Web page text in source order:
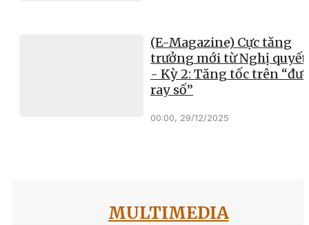
(E-Magazine) Cực tăng
trưởng mới từ Nghị quyết
- Kỳ 2: Tăng tốc trên
ray số”
00:00, 29/12/2025
MULTIMEDIA